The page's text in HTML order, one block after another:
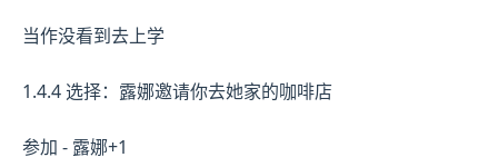
当作没看到去上学
1.4.4 选择：露娜邀请你去她家的咖啡店
参加 - 露娜+1